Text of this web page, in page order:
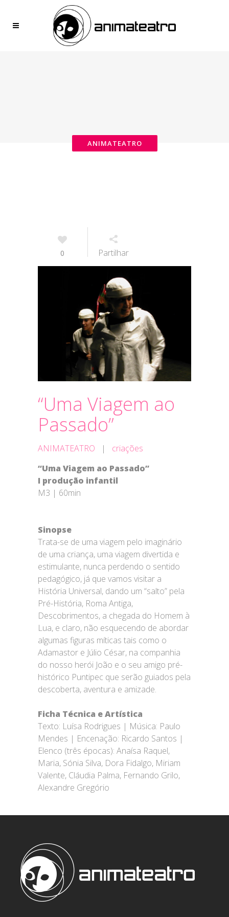
0 Partilhar
“Uma Viagem ao
Passado”
ANIMATEATRO | criações
“Uma Viagem ao Passado”
I produção infantil
M3 | 60min
Sinopse
Trata-se de uma viagem pelo imaginário
de uma criança, uma viagem divertida e
estimulante, nunca perdendo o sentido
pedagógico, já que vamos visitar a
História Universal, dando um “salto” pela
Pré-História, Roma Antiga,
Descobrimentos, a chegada do Homem à
Lua, e claro, não esquecendo de abordar
algumas figuras míticas tais como o
Adamastor e Júlio César, na companhia
do nosso herói João e o seu amigo pré-
histórico Puntipec que serão guiados pela
descoberta, aventura e amizade.
Ficha Técnica e Artística
Texto: Luísa Rodrigues | Música: Paulo
Mendes | Encenação: Ricardo Santos |
Elenco (três épocas): Anaísa Raquel,
Maria, Sónia Silva, Dora Fidalgo, Miriam
Valente, Cláudia Palma, Fernando Grilo,
Alexandre Gregório